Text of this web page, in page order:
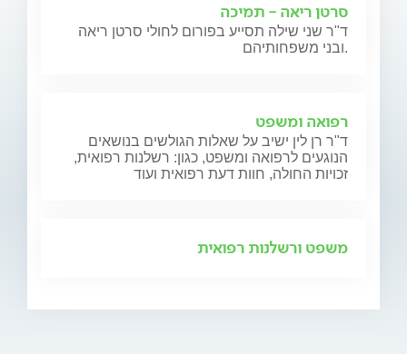
סרטן ריאה - תמיכה
ד"ר שני שילה תסייע בפורום לחולי סרטן ריאה
ובני משפחותיהם.
רפואה ומשפט
ד"ר רן לין ישיב על שאלות הגולשים בנושאים
הנוגעים לרפואה ומשפט, כגון: רשלנות רפואית,
זכויות החולה, חוות דעת רפואית ועוד
משפט ורשלנות רפואית